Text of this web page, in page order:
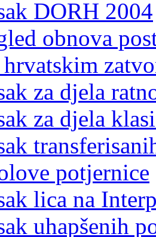
DORH 2004
obnova
za djela
za djela
potjernice
lica na
uhapšenih